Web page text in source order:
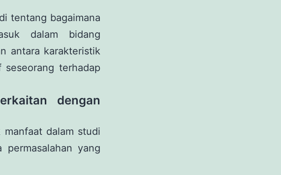
tentang bagaimana
dalam bidang
antara karakteristik
terhadap
dengan
dalam studi
yang